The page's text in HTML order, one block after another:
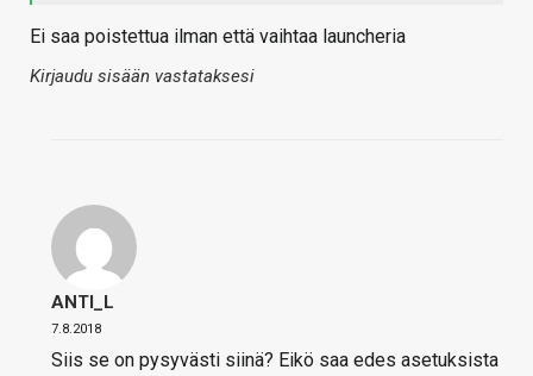
Ei saa poistettua ilman että vaihtaa launcheria
Kirjaudu sisään vastataksesi
ANTI_L
7.8.2018
Siis se on pysyvästi siinä? Eikö saa edes asetuksista